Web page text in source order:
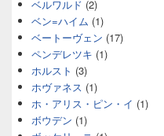
ベルワルド (2)
ベン=ハイム (1)
ベートーヴェン (17)
ペンデレツキ (1)
ホルスト (3)
ホヴァネス (1)
ホ・アリス・ピン・イ (1)
ボウデン (1)